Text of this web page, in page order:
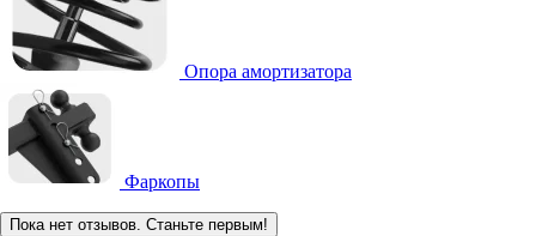
Опора амортизатора
Фаркопы
Пока нет отзывов. Станьте первым!